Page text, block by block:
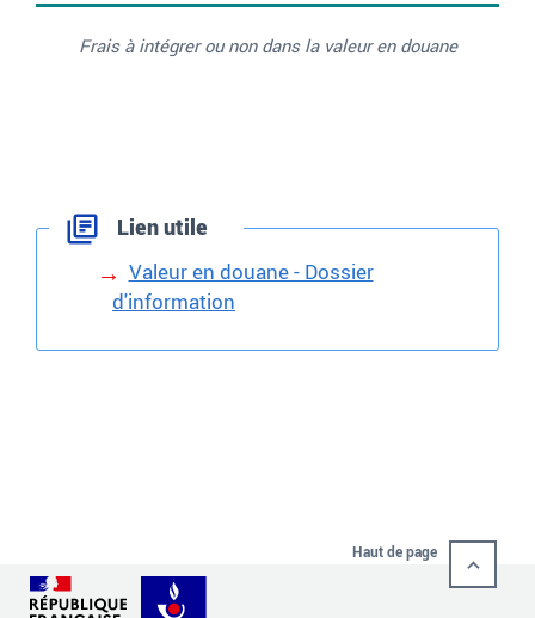
Frais à intégrer ou non dans la valeur en douane
Lien utile
Valeur en douane - Dossier
d'information
Haut de page